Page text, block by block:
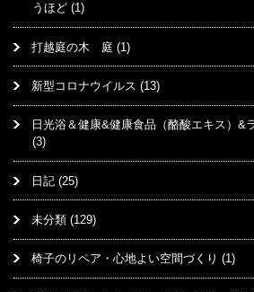
うほど (1)
打越庭の木 庭 (1)
新型コロナウイルス (13)
日光浴＆健康&健康食品（酪酸エキス）&
(3)
日記 (25)
未分類 (129)
椅子のリペア・心地よい空間づくり (1)